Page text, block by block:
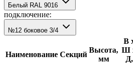
Белый RAL 9016
подключение:
№12 боковое 3/4
Наименование Секций
Высота,
мм
В
Ш
Д,